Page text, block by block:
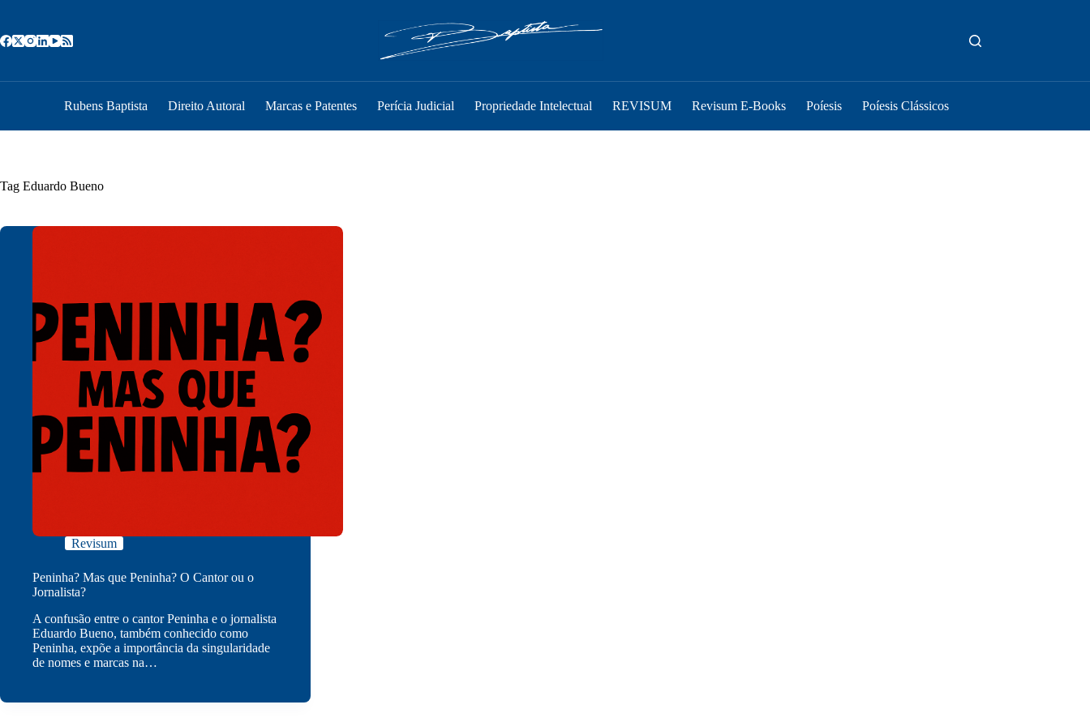
o
conteúdo
Rubens Baptista Direito Autoral Marcas e Patentes Perícia Judicial Propriedade Intelectual REVISUM Revisum E-Books Poíesis Poíesis Clássicos
Tag Eduardo Bueno
Revisum
Peninha? Mas que Peninha? O Cantor ou o
Jornalista?
A confusão entre o cantor Peninha e o jornalista
Eduardo Bueno, também conhecido como
Peninha, expõe a importância da singularidade
de nomes e marcas na…